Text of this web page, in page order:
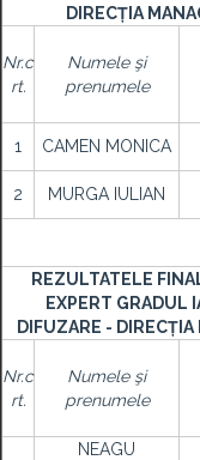
DIRECȚIA
Nr.c
rt.
Numele şi
prenumele
1 CAMEN MONICA
2 MURGA IULIAN
REZULTATELE
EXPERT GRADUL
DIFUZARE -
Nr.c
rt.
Numele şi
prenumele
NEAGU